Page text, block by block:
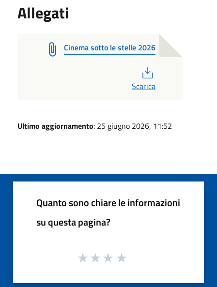
Allegati
Cinema sotto le stelle 2026
Scarica
Ultimo aggiornamento: 25 giugno 2026, 11:52
Quanto sono chiare le informazioni
su questa pagina?